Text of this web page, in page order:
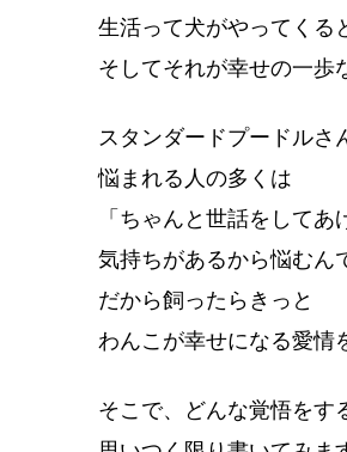
生活って犬がやってくる
そしてそれが幸せの一歩
スタンダードプードルさ
悩まれる人の多くは
「ちゃんと世話をして
気持ちがあるから悩むん
だから飼ったらきっと
わんこが幸せになる愛情
そこで、どんな覚悟をす